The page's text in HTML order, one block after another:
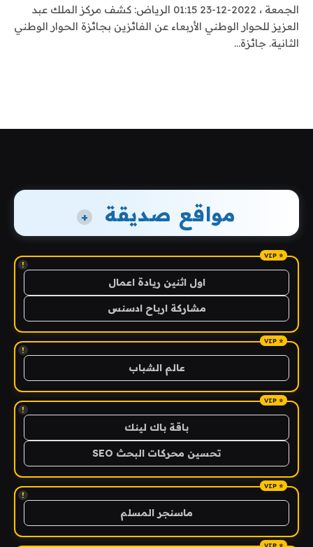
الجمعة ، 2022-12-23 01:15 الرياض: كشف مركز الملك عبد
العزيز للحوار الوطني الأربعاء عن الفائزين بجائزة الحوار الوطني
الثانية. جائزة…
مواقع صديقة +
!
اول اثنين ريادة اعمال
مشاركة ارباح ادسنس
!
عالم الشباب
!
باقة باك لينك
تحسين محركات البحث SEO
!
ماسنجر المسلم